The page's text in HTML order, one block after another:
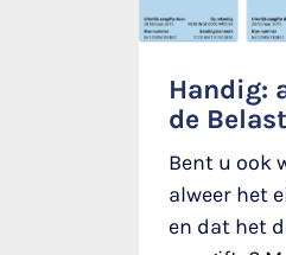
Handig:
de
Bent u ook
alweer het
en dat het